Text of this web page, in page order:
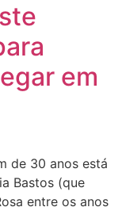
em
de 30 anos está
Bastos (que
entre os anos